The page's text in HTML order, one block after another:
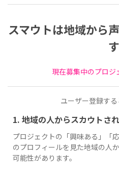
スマウトは地域から
す
現在募集中のプロジ
ユーザー登録する
1. 地域の人からスカウトさ
プロジェクトの「興味ある」「
のプロフィールを見た地域の人
可能性があります。